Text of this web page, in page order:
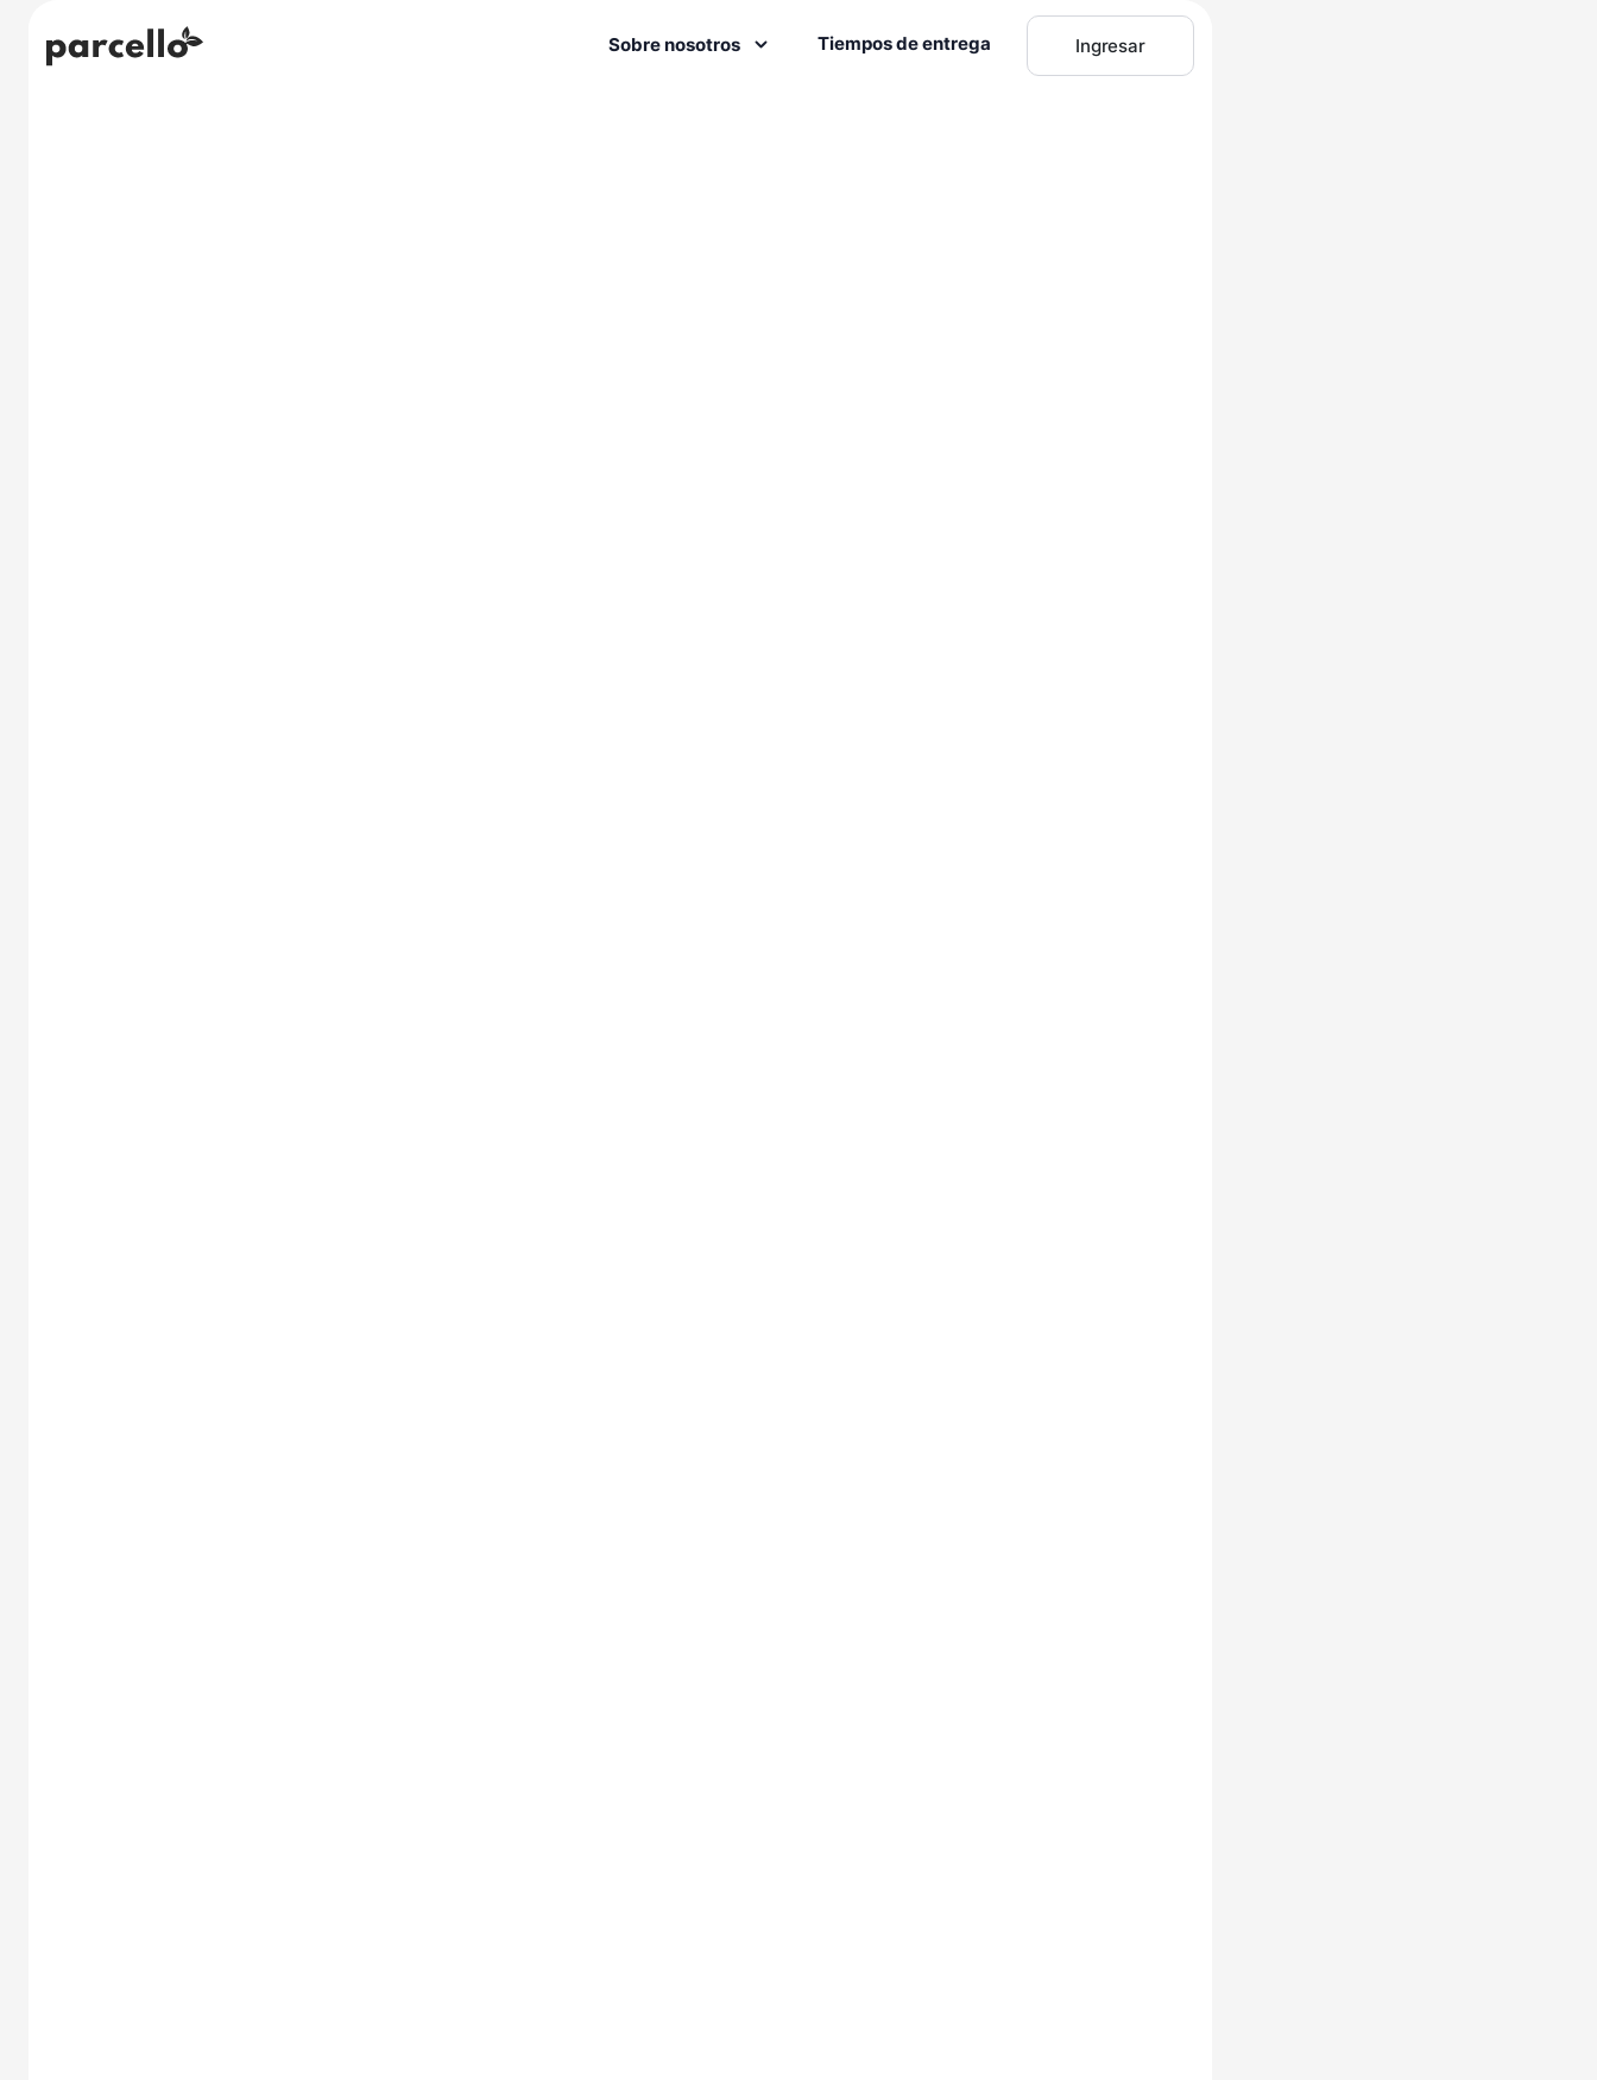
Sobre nosotros Tiempos de entrega Ingresar